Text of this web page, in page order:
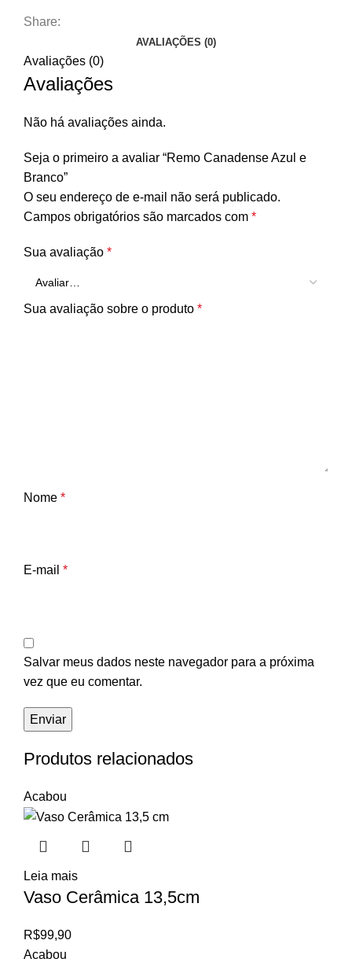
Share:
AVALIAÇÕES (0)
Avaliações (0)
Avaliações
Não há avaliações ainda.
Seja o primeiro a avaliar “Remo Canadense Azul e
Branco”
O seu endereço de e-mail não será publicado.
Campos obrigatórios são marcados com *
Sua avaliação *
Sua avaliação sobre o produto *
Nome *
E-mail *
Salvar meus dados neste navegador para a próxima
vez que eu comentar.
Produtos relacionados
Acabou
Leia mais
Vaso Cerâmica 13,5cm
R$99,90
Acabou